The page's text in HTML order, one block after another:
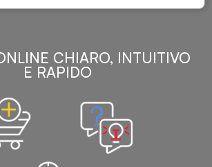
CHIARO, INTUITIVO
E RAPIDO